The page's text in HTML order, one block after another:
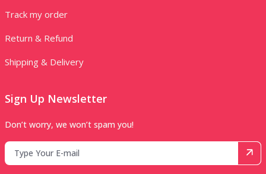
Track my order
Return & Refund
Shipping & Delivery
Sign Up Newsletter
Don’t worry, we won’t spam you!